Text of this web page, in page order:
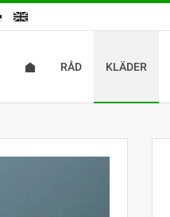
RÅD KLÄDER